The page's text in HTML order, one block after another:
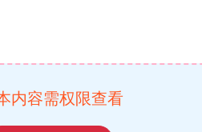
内容需权限查看